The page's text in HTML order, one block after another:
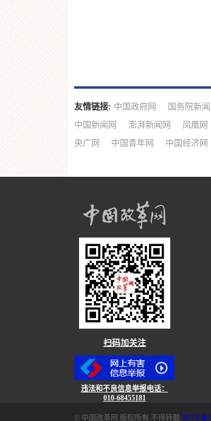
友情链接: 中国政府网 国务院新
中国新闻网
澎湃新闻网 凤凰网
央广网
中国青年网 中国经济网
扫码加关注
违法和不良信息举报电话：
010-68455181
© 中国改革网 版权所有 不得转载 京ICP备